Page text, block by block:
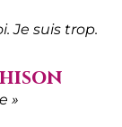
Je suis trop.
»